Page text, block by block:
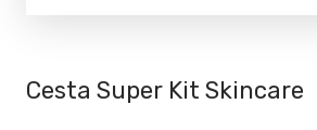
Cesta Super Kit Skincare